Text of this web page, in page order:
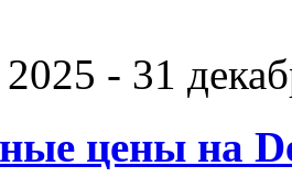
2025 - 31
цены на